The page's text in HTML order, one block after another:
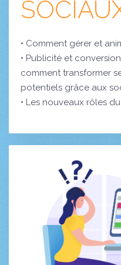
• Comment gérer et
• Publicité et
comment transformer
potentiels grâce aux
• Les nouveaux rôles